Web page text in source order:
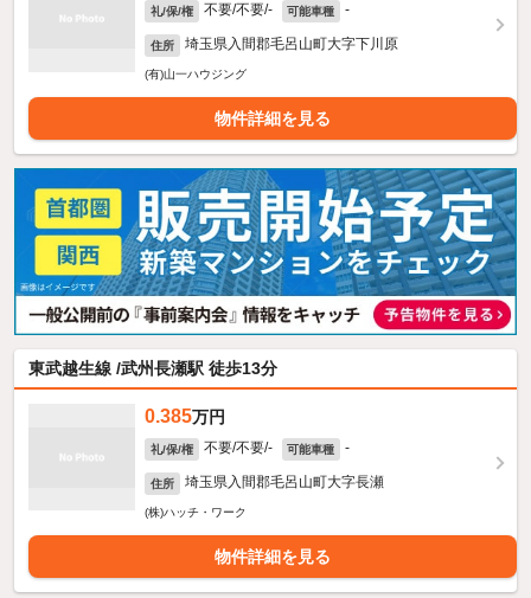
礼/保/権 不要/不要/- 可能車種 -
住所 埼玉県入間郡毛呂山町大字下川原
(有)山一ハウジング
物件詳細を見る
東武越生線 /武州長瀬駅 徒歩13分
0.385万円
礼/保/権 不要/不要/- 可能車種 -
住所 埼玉県入間郡毛呂山町大字長瀬
(株)ハッチ・ワーク
物件詳細を見る